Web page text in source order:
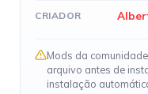
CRIADOR
Mods da
arquivo antes de
instalação